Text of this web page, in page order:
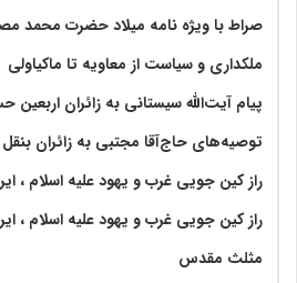
صراط با ویژه نامه میلاد حضرت محمد
ملکداری و سیاست از معاویه تا ماکیاولی
پیام آیت‌الله سیستانی به زائران اربعین
توصیه‌های حاج‌آقا مجتبی به زائران
راز کین جویی غرب و یهود علیه اسلام ،
راز کین جویی غرب و یهود علیه اسلام ،
مثلث مقدس